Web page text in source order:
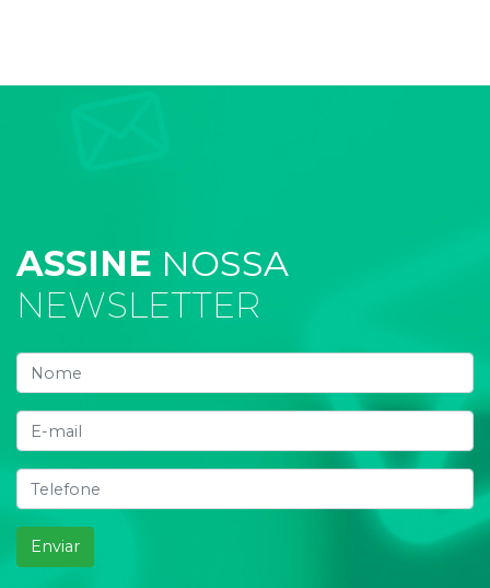
ASSINE NOSSA
NEWSLETTER
Enviar